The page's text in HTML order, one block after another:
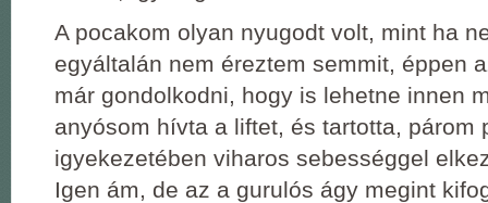
A pocakom olyan nyugodt volt, mint ha
egyáltalán nem éreztem semmit, éppen
már gondolkodni, hogy is lehetne innen
anyósom hívta a liftet, és tartotta, párom
igyekezetében viharos sebességgel
Igen ám, de az a gurulós ágy megint